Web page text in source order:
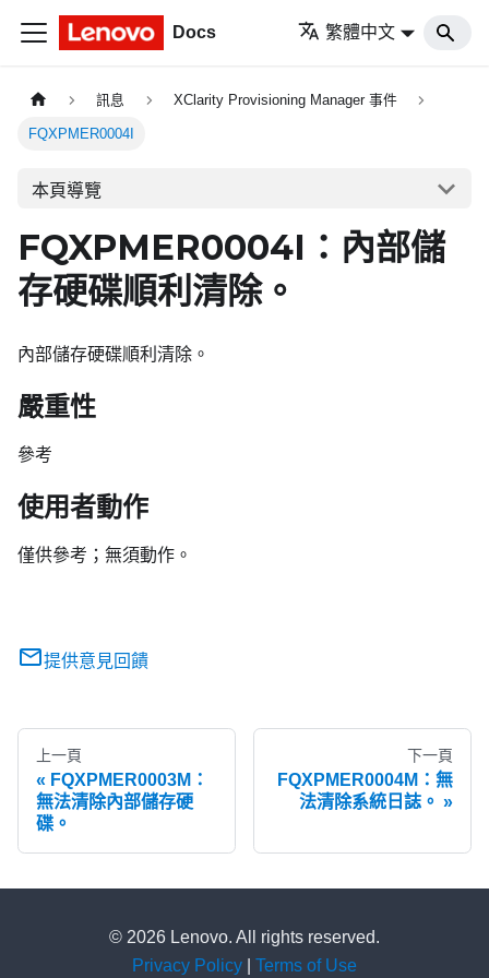
Docs 繁體中文
訊息 XClarity Provisioning Manager 事件
FQXPMER0004I
本頁導覽
FQXPMER0004I：內部儲
存硬碟順利清除。
內部儲存硬碟順利清除。
嚴重性
參考
使用者動作
僅供參考；無須動作。
提供意見回饋
上一頁
FQXPMER0003M：
無法清除內部儲存硬
碟。
下一頁
FQXPMER0004M：無
法清除系統日誌。
© 2026 Lenovo. All rights reserved.
Privacy Policy
Terms of Use